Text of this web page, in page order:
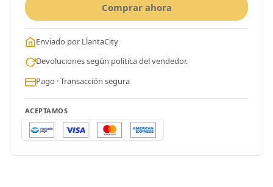
Comprar ahora
Enviado por LlantaCity
Devoluciones según política del vendedor.
Pago · Transacción segura
ACEPTAMOS